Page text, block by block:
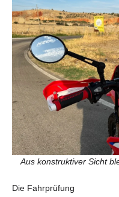
Aus konstruktiver Sicht
Die Fahrprüfung